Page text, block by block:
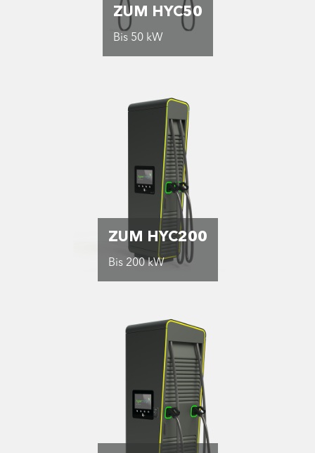
ZUM HYC50
Bis 50 kW
ZUM HYC200
Bis 200 kW